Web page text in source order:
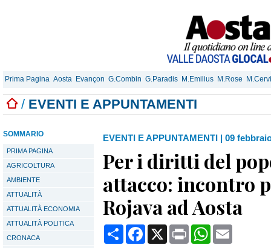
Prima Pagina Aosta Evançon G.Combin G.Paradis M.Emilius M.Rose
/ EVENTI E APPUNTAMENTI
SOMMARIO
PRIMA PAGINA
AGRICOLTURA
AMBIENTE
ATTUALITÀ
ATTUALITÀ ECONOMIA
ATTUALITÀ POLITICA
CRONACA
EVENTI E APPUNTAMENTI | 09
Per i diritti del
attacco: incontro
Rojava ad Aosta
CondividiFacebook
X Print WhatsApp